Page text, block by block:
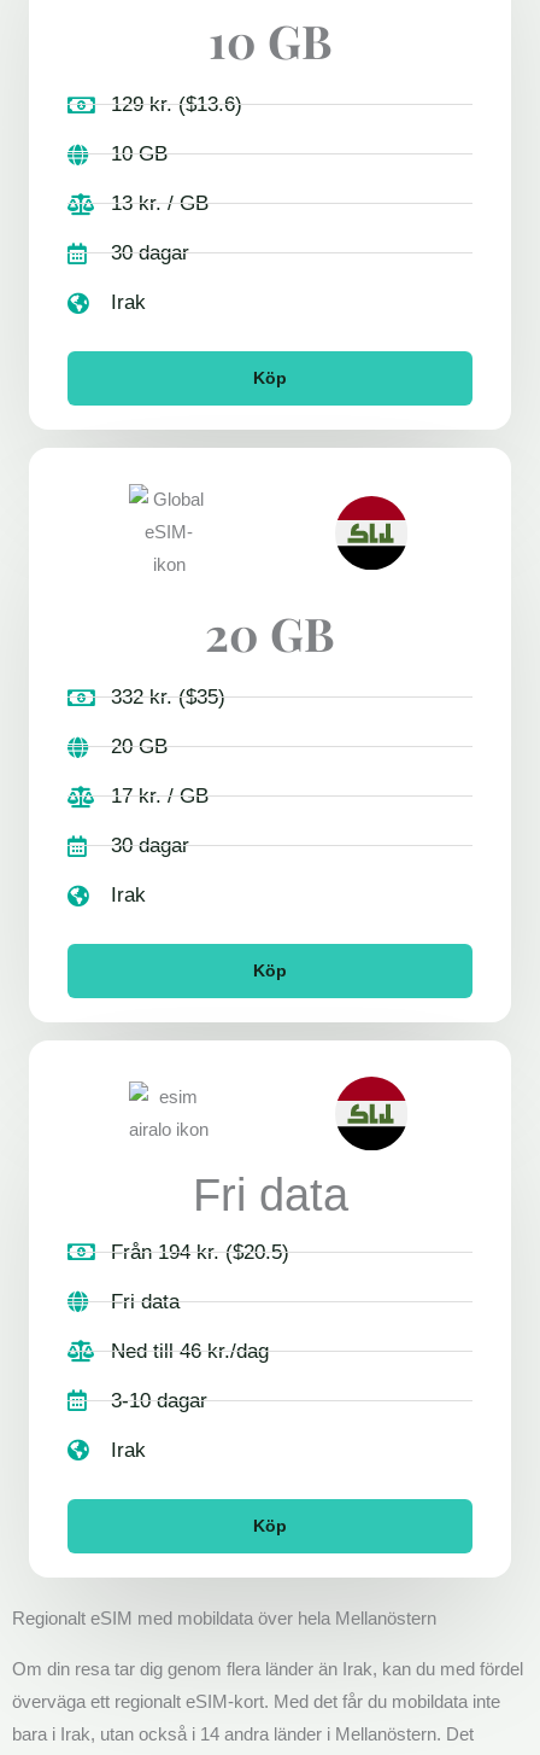
10 GB
129 kr. ($13.6)
10 GB
13 kr. / GB
30 dagar
Irak
Köp
20 GB
332 kr. ($35)
20 GB
17 kr. / GB
30 dagar
Irak
Köp
Fri data
Från 194 kr. ($20.5)
Fri data
Ned till 46 kr./dag
3-10 dagar
Irak
Köp
Regionalt eSIM med mobildata över hela Mellanöstern
Om din resa tar dig genom flera länder än Irak, kan du med fördel
överväga ett regionalt eSIM-kort. Med det får du mobildata inte
bara i Irak, utan också i 14 andra länder i Mellanöstern. Det